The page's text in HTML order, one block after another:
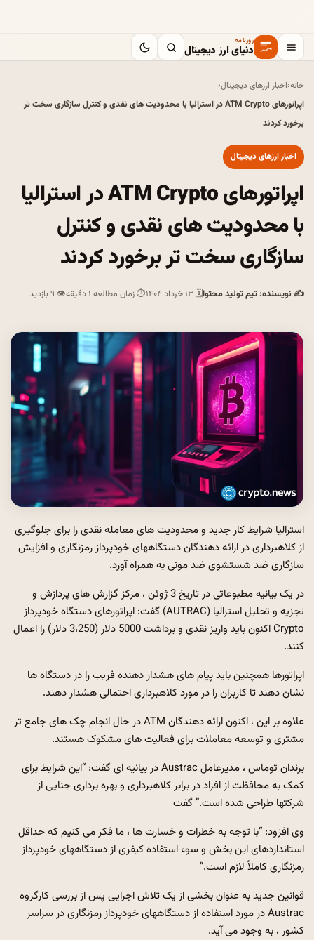
روزنامه
دنیای ارز دیجیتال
خانه‹اخبار ارزهای دیجیتال‹
اپراتورهای ATM Crypto در استرالیا با محدودیت های نقدی و کنترل سازگاری سخت تر
برخورد کردند
اخبار ارزهای دیجیتال
اپراتورهای ATM Crypto در استرالیا
با محدودیت های نقدی و کنترل
سازگاری سخت تر برخورد کردند
✍ نویسنده: تیم تولید محتوا🗓 ۱۳ خرداد ۱۴۰۴ ⏱ زمان مطالعه ۱ دقیقه 👁 ۹ بازدید
استرالیا شرایط کار جدید و محدودیت های معامله نقدی را برای جلوگیری
از کلاهبرداری در ارائه دهندگان دستگاههای خودپرداز رمزنگاری و افزایش
سازگاری ضد شستشوی ضد مونی به همراه آورد.
در یک بیانیه مطبوعاتی در تاریخ 3 ژوئن ، مرکز گزارش های پردازش و
تجزیه و تحلیل استرالیا (AUTRAC) گفت: اپراتورهای دستگاه خودپرداز
Crypto اکنون باید واریز نقدی و برداشت 5000 دلار (3،250 دلار) را اعمال
کنند.
اپراتورها همچنین باید پیام های هشدار دهنده فریب را در دستگاه ها
نشان دهند تا کاربران را در مورد کلاهبرداری احتمالی هشدار دهند.
علاوه بر این ، اکنون ارائه دهندگان ATM در حال انجام چک های جامع تر
مشتری و توسعه معاملات برای فعالیت های مشکوک هستند.
برندان توماس ، مدیرعامل Austrac در بیانیه ای گفت: “این شرایط برای
کمک به محافظت از افراد در برابر کلاهبرداری و بهره برداری جنایی از
شرکتها طراحی شده است.” گفت
وی افزود: “با توجه به خطرات و خسارت ها ، ما فکر می کنیم که حداقل
استانداردهای این بخش و سوء استفاده کیفری از دستگاههای خودپرداز
رمزنگاری کاملاً لازم است.”
قوانین جدید به عنوان بخشی از یک تلاش اجرایی پس از بررسی کارگروه
Austrac در مورد استفاده از دستگاههای خودپرداز رمزنگاری در سراسر
کشور ، به وجود می آید.